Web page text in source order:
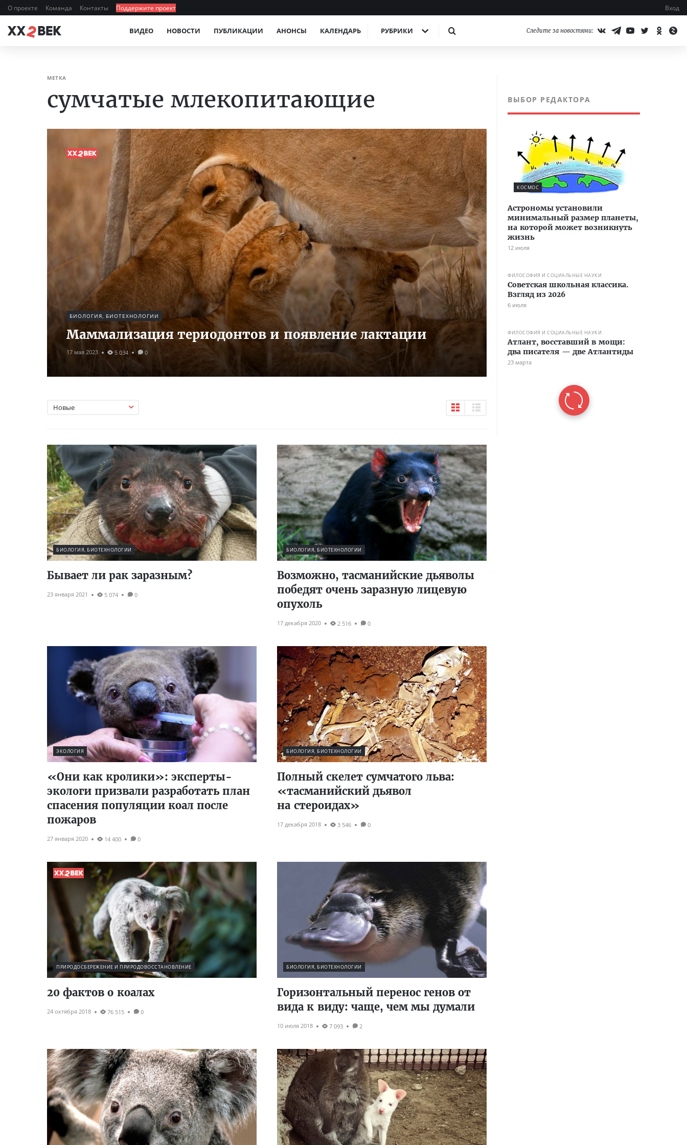
О проекте Команда Контакты Поддержите проект Вход
ВИДЕО НОВОСТИ ПУБЛИКАЦИИ АНОНСЫ КАЛЕНДАРЬ РУБРИКИ Следите за новостями:
МЕТКА
сумчатые млекопитающие
БИОЛОГИЯ, БИОТЕХНОЛОГИИ
Маммализация териодонтов и появление лактации
17 мая 2023 5 034 0
Новые
БИОЛОГИЯ, БИОТЕХНОЛОГИИ
Бывает ли рак заразным?
23 января 2021 5 074 0
БИОЛОГИЯ, БИОТЕХНОЛОГИИ
Возможно, тасманийские дьяволы
победят очень заразную лицевую
опухоль
17 декабря 2020 2 516 0
ЭКОЛОГИЯ
«Они как кролики»: эксперты-
экологи призвали разработать план
спасения популяции коал после
пожаров
27 января 2020 14 400 0
БИОЛОГИЯ, БИОТЕХНОЛОГИИ
Полный скелет сумчатого льва:
«тасманийский дьявол
на стероидах»
17 декабря 2018 3 546 0
ПРИРОДОСБЕРЕЖЕНИЕ И ПРИРОДОВОССТАНОВЛЕНИЕ
20 фактов о коалах
24 октября 2018 76 515 0
БИОЛОГИЯ, БИОТЕХНОЛОГИИ
Горизонтальный перенос генов от
вида к виду: чаще, чем мы думали
10 июля 2018 7 093 2
ВЫБОР РЕДАКТОРА
КОСМОС
Астрономы установили
минимальный размер планеты,
на которой может возникнуть
жизнь
12 июля
ФИЛОСОФИЯ И СОЦИАЛЬНЫЕ НАУКИ
Советская школьная классика.
Взгляд из 2026
6 июля
ФИЛОСОФИЯ И СОЦИАЛЬНЫЕ НАУКИ
Атлант, восставший в мощи:
два писателя — две Атлантиды
23 марта